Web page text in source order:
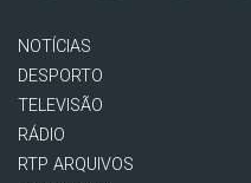
NOTÍCIAS
DESPORTO
TELEVISÃO
RÁDIO
RTP ARQUIVOS